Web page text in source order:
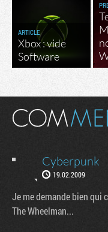
ARTICLE
Xbox : vide
Software
Cyberpunk
19.02.2009
Je me demande bien qui
The Wheelman...